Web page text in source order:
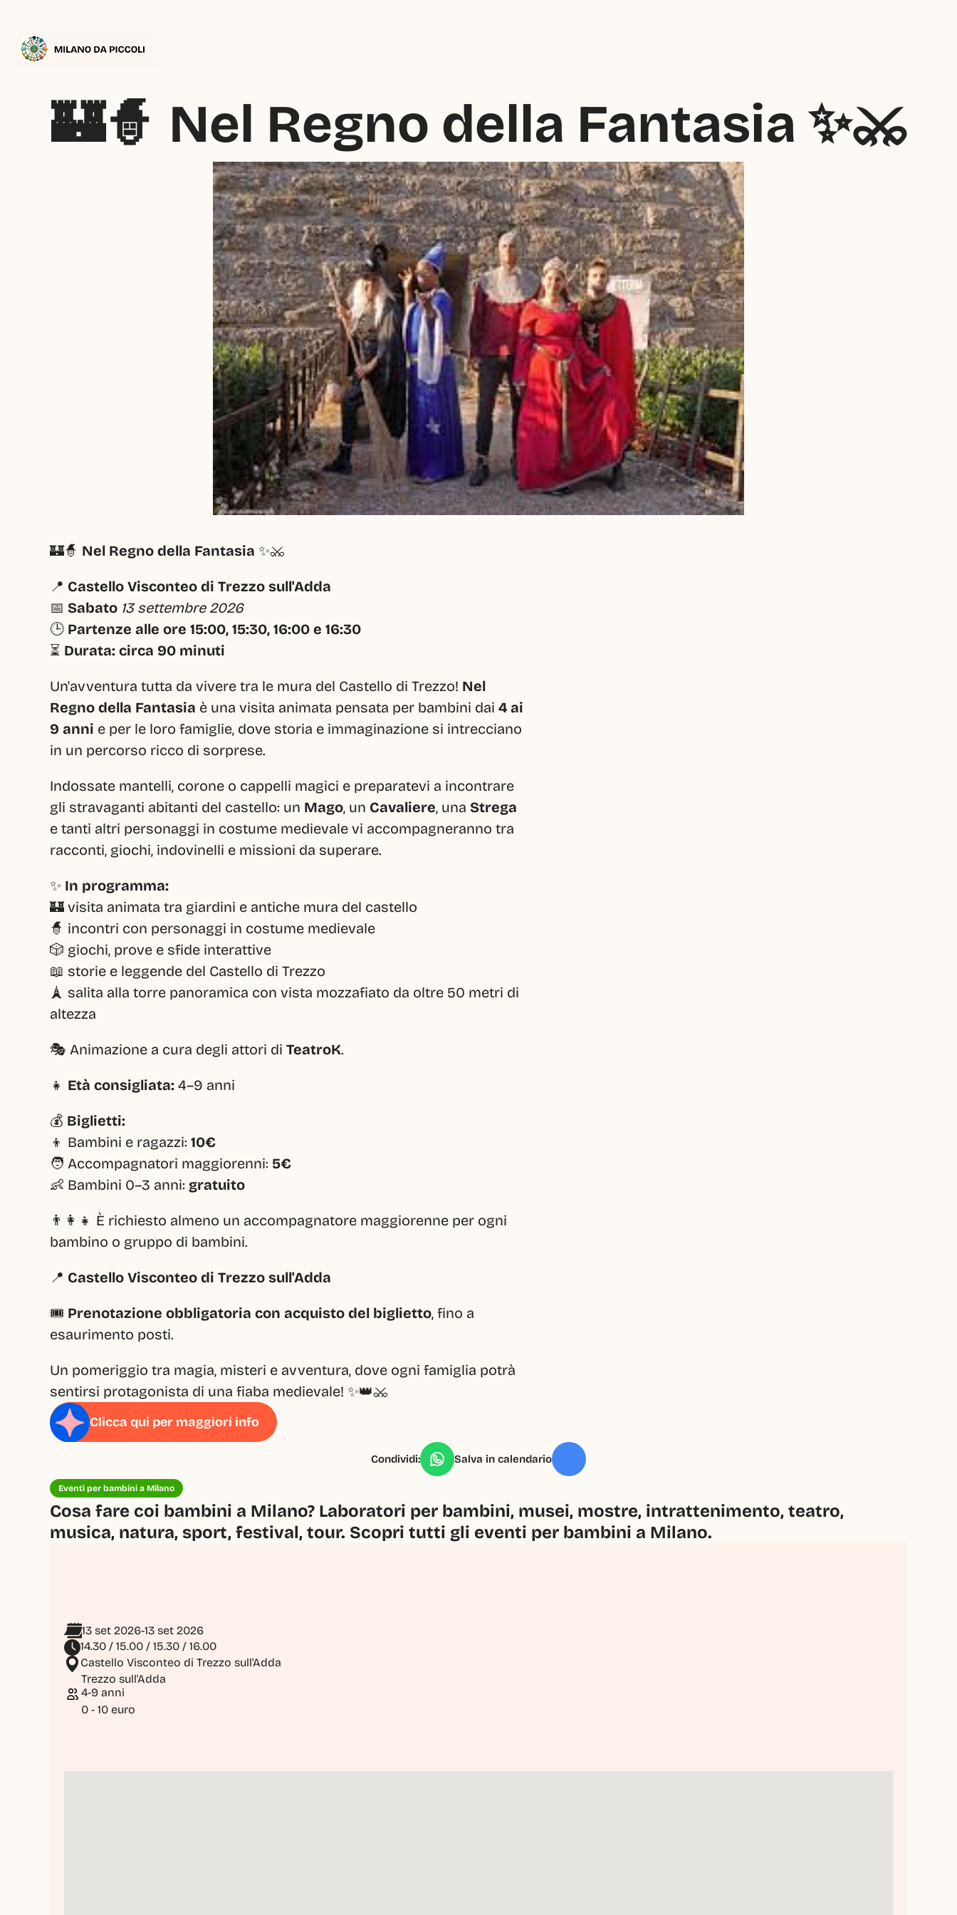
🏰🧙 Nel Regno della Fantasia ✨⚔️
🏰🧙 Nel Regno della Fantasia ✨⚔️
📍 Castello Visconteo di Trezzo sull'Adda
📅 Sabato 13 settembre 2026
🕒 Partenze alle ore 15:00, 15:30, 16:00 e 16:30
⏳ Durata: circa 90 minuti
Un'avventura tutta da vivere tra le mura del Castello di Trezzo! Nel
Regno della Fantasia è una visita animata pensata per bambini dai 4 ai
9 anni e per le loro famiglie, dove storia e immaginazione si intrecciano
in un percorso ricco di sorprese.
Indossate mantelli, corone o cappelli magici e preparatevi a incontrare
gli stravaganti abitanti del castello: un Mago, un Cavaliere, una Strega
e tanti altri personaggi in costume medievale vi accompagneranno tra
racconti, giochi, indovinelli e missioni da superare.
✨ In programma:
🏰 visita animata tra giardini e antiche mura del castello
🧙 incontri con personaggi in costume medievale
🎲 giochi, prove e sfide interattive
📖 storie e leggende del Castello di Trezzo
🗼 salita alla torre panoramica con vista mozzafiato da oltre 50 metri di
altezza
🎭 Animazione a cura degli attori di TeatroK.
👧 Età consigliata: 4–9 anni
💰 Biglietti:
👦 Bambini e ragazzi: 10€
🧑 Accompagnatori maggiorenni: 5€
👶 Bambini 0–3 anni: gratuito
👨‍👩‍👧 È richiesto almeno un accompagnatore maggiorenne per ogni
bambino o gruppo di bambini.
📍 Castello Visconteo di Trezzo sull'Adda
🎟️ Prenotazione obbligatoria con acquisto del biglietto, fino a
esaurimento posti.
Un pomeriggio tra magia, misteri e avventura, dove ogni famiglia potrà
sentirsi protagonista di una fiaba medievale! ✨👑⚔️
Clicca qui per maggiori info
Condividi: Salva in calendario
Eventi per bambini a Milano
Cosa fare coi bambini a Milano? Laboratori per bambini, musei, mostre, intrattenimento, teatro,
musica, natura, sport, festival, tour. Scopri tutti gli eventi per bambini a Milano.
13 set 2026-13 set 2026
14.30 / 15.00 / 15.30 / 16.00
Castello Visconteo di Trezzo sull'Adda
Trezzo sull'Adda
4-9 anni
0 - 10 euro